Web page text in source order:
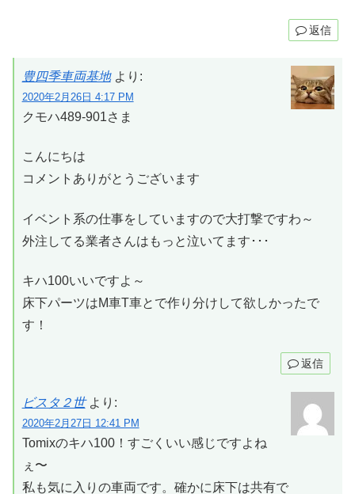
返信
豊四季車両基地 より:
2020年2月26日 4:17 PM
クモハ489-901さま
こんにちは
コメントありがとうございます
イベント系の仕事をしていますので大打撃ですわ～
外注してる業者さんはもっと泣いてます･･･
キハ100いいですよ～
床下パーツはM車T車とで作り分けして欲しかったで
す！
返信
ビスタ２世 より:
2020年2月27日 12:41 PM
Tomixのキハ100！すごくいい感じですよね
ぇ〜
私も気に入りの車両です。確かに床下は共有で